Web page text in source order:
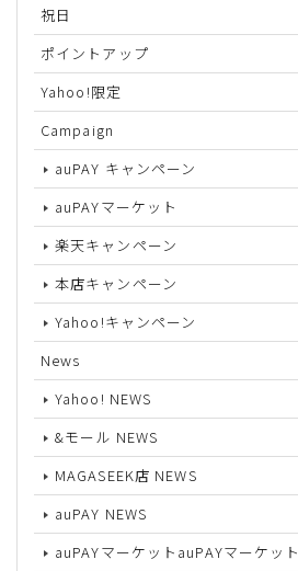
祝日
ポイントアップ
Yahoo!限定
Campaign
auPAY キャンペーン
auPAYマーケット
楽天キャンペーン
本店キャンペーン
Yahoo!キャンペーン
News
Yahoo! NEWS
&モール NEWS
MAGASEEK店 NEWS
auPAY NEWS
auPAYマーケットauPAYマーケット